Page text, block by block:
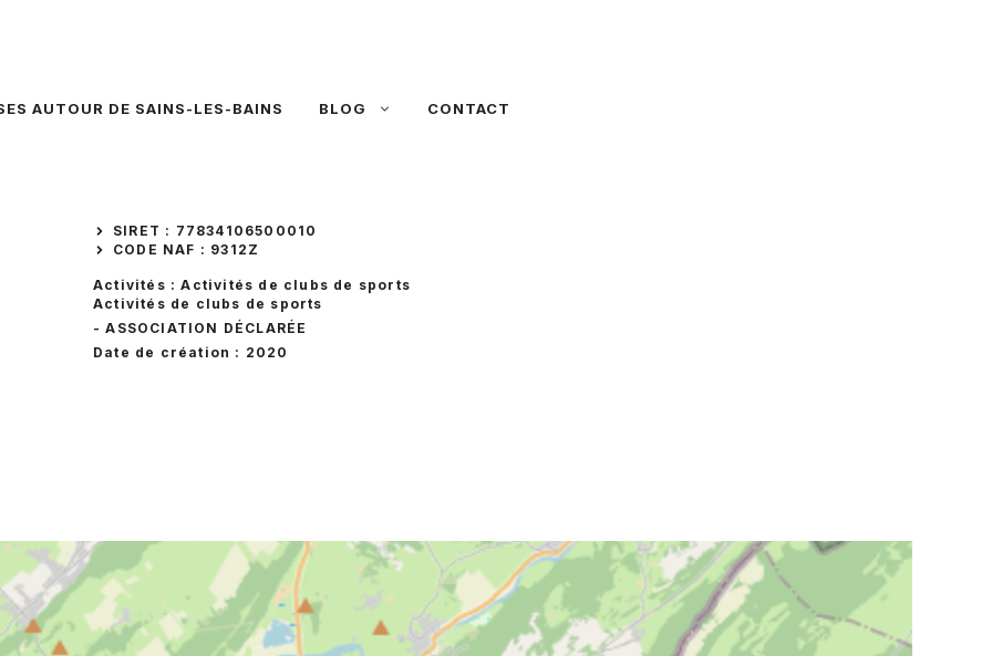
AUTOUR DE SAINS-LES-BAINS BLOG CONTACT
SIRET : 77834106500010
CODE NAF : 9312Z
Activités : Activités de clubs de sports
Activités de clubs de sports
- ASSOCIATION DÉCLARÉE
Date de création : 2020